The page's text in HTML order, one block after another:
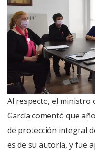
Al respecto, el ministro
García comentó que
de protección integral
es de su autoría, y fue